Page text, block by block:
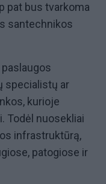
pat bus tvarkoma
santechnikos
specialistų ar
kurioje
Todėl nuosekliai
infrastruktūrą,
patogiose ir